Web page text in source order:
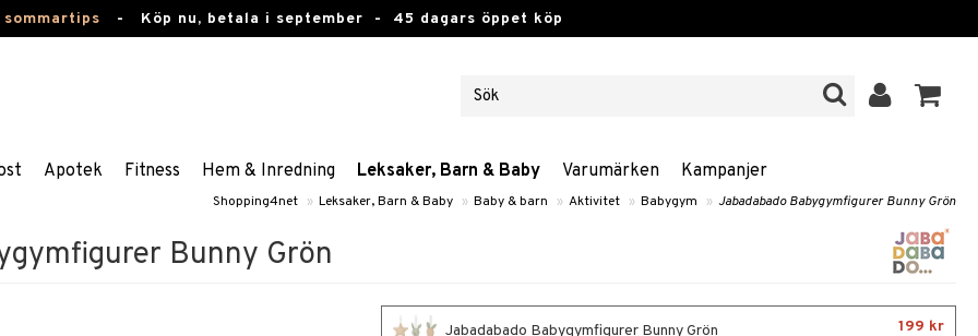
- Köp nu, betala i september - 45 dagars öppet köp
Apotek Fitness Hem & Inredning Leksaker, Barn & Baby Varumärken Kampanjer
Shopping4net » Leksaker, Barn & Baby » Baby & barn » Aktivitet » Babygym » Jabadabado Babygymfigurer Bunny Grön
Bunny Grön
Jabadabado Babygymfigurer Bunny Grön 199 kr